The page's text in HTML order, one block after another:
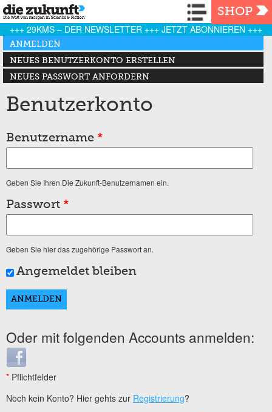
Navigation
SHOP
+++ 29KMS – DER NEWSLETTER +++ JETZT ABONNIEREN +++
Haupt-Reiter
ANMELDEN
(AKTIVER REITER)
NEUES BENUTZERKONTO ERSTELLEN
NEUES PASSWORT ANFORDERN
Benutzerkonto
Benutzername *
Geben Sie Ihren Die Zukunft-Benutzernamen ein.
Passwort *
Geben Sie hier das zugehörige Passwort an.
Angemeldet bleiben
Oder mit folgenden Accounts anmelden:
Login with Facebook
* Pflichtfelder
Noch kein Konto? Hier gehts zur Registrierung?